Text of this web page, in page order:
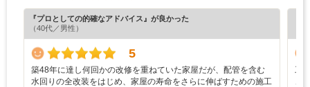
『プロとしての的確なアドバイス』が良かった
（40代／男性）
5
築48年に達し何回かの改修を重ねていた家屋だが、配管を含む
水回りの全改装をはじめ、家屋の寿命をさらに伸ばすための施工
工